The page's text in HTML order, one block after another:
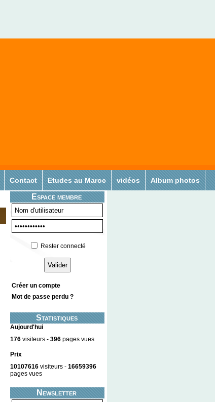
Contact Etudes au Maroc vidéos Album photos
Espace membre
Rester connecté
Créer un compte
Mot de passe perdu ?
Statistiques
Aujourd'hui
176 visiteurs - 396 pages vues
Prix
10107616 visiteurs - 16659396
pages vues
Newsletter